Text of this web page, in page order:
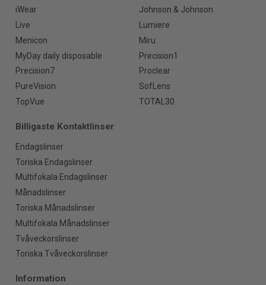
iWear
Johnson & Johnson
Live
Lumiere
Menicon
Miru
MyDay daily disposable
Precision1
Precision7
Proclear
PureVision
SofLens
TopVue
TOTAL30
Billigaste Kontaktlinser
Endagslinser
Toriska Endagslinser
Multifokala Endagslinser
Månadslinser
Toriska Månadslinser
Multifokala Månadslinser
Tvåveckorslinser
Toriska Tvåveckorslinser
Information